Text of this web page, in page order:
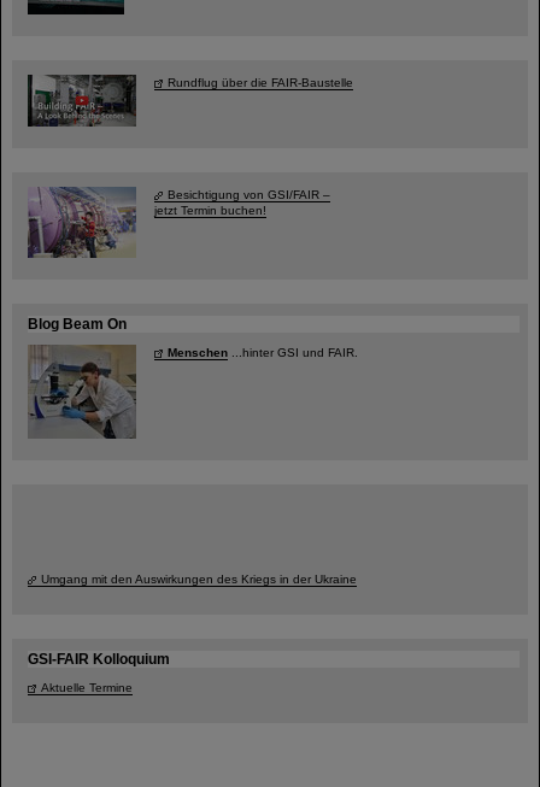
Rundflug über die FAIR-Baustelle
Besichtigung von GSI/FAIR –
jetzt Termin buchen!
Blog Beam On
Menschen ...hinter GSI und FAIR.
Umgang mit den Auswirkungen des Kriegs in der Ukraine
GSI-FAIR Kolloquium
Aktuelle Termine